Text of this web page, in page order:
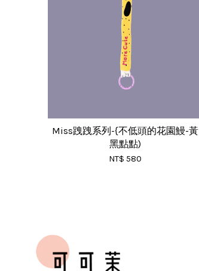
Miss跩跩系列-{不低頭的花園鰻-黃
黑點點)
NT$ 580